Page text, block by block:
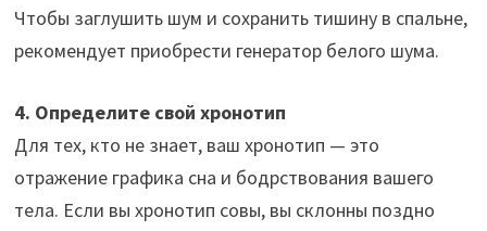
Чтобы заглушить шум и сохранить тишину в спальне,
рекомендует приобрести генератор белого шума.
4. Определите свой хронотип
Для тех, кто не знает, ваш хронотип — это
отражение графика сна и бодрствования вашего
тела. Если вы хронотип совы, вы склонны поздно